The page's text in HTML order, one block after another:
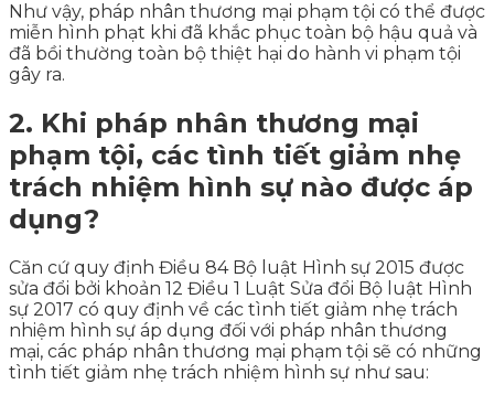
Như vậy, pháp nhân thương mại phạm tội có thể được
miễn hình phạt khi đã khắc phục toàn bộ hậu quả và
đã bồi thường toàn bộ thiệt hại do hành vi phạm tội
gây ra.
2. Khi pháp nhân thương mại
phạm tội, các tình tiết giảm nhẹ
trách nhiệm hình sự nào được áp
dụng?
Căn cứ quy định Điều 84 Bộ luật Hình sự 2015 được
sửa đổi bởi khoản 12 Điều 1 Luật Sửa đổi Bộ luật Hình
sự 2017 có quy định về các tình tiết giảm nhẹ trách
nhiệm hình sự áp dụng đối với pháp nhân thương
mại, các pháp nhân thương mại phạm tội sẽ có những
tình tiết giảm nhẹ trách nhiệm hình sự như sau: